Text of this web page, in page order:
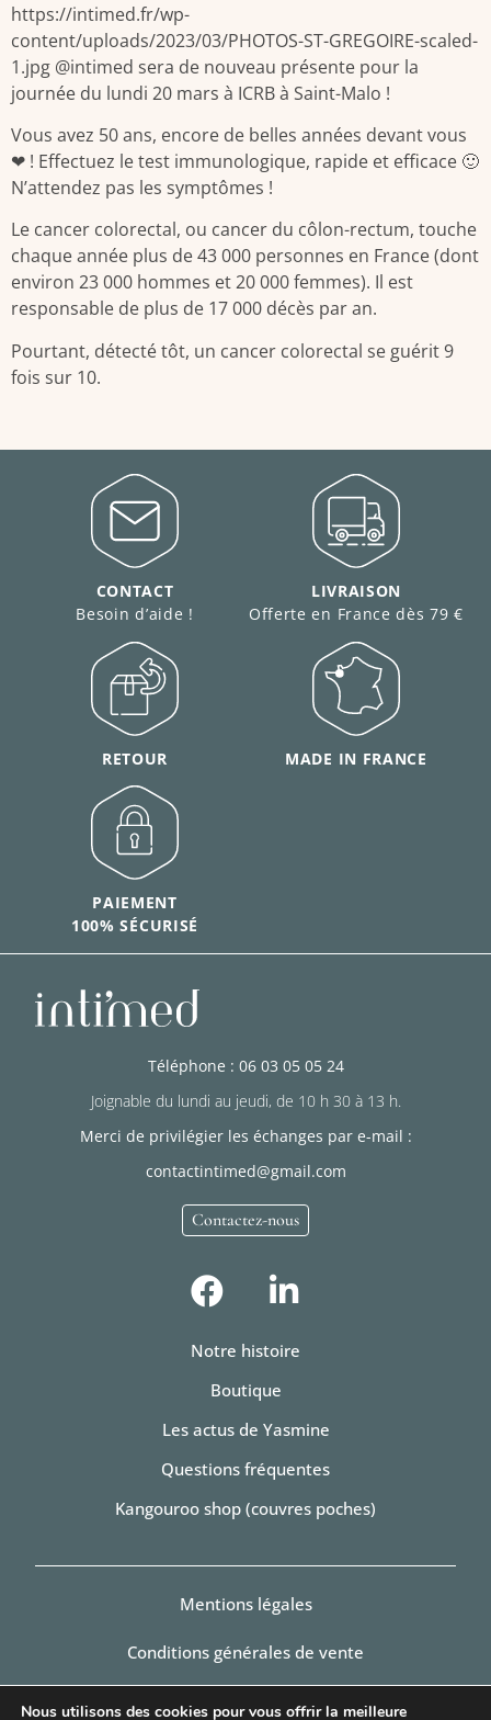
https://intimed.fr/wp-
content/uploads/2023/03/PHOTOS-ST-GREGOIRE-scaled-
1.jpg @intimed sera de nouveau présente pour la
journée du lundi 20 mars à ICRB à Saint-Malo !
Vous avez 50 ans, encore de belles années devant vous
❤ ! Effectuez le test immunologique, rapide et efficace 🙂
N’attendez pas les symptômes !
Le cancer colorectal, ou cancer du côlon-rectum, touche
chaque année plus de 43 000 personnes en France (dont
environ 23 000 hommes et 20 000 femmes). Il est
responsable de plus de 17 000 décès par an.
Pourtant, détecté tôt, un cancer colorectal se guérit 9
fois sur 10.
CONTACT
Besoin d’aide !
LIVRAISON
Offerte en France dès 79 €
RETOUR MADE IN FRANCE
PAIEMENT
100% SÉCURISÉ
Téléphone : 06 03 05 05 24
Joignable du lundi au jeudi, de 10 h 30 à 13 h.
Merci de privilégier les échanges par e-mail :
contactintimed@gmail.com
Contactez-nous
Notre histoire
Boutique
Les actus de Yasmine
Questions fréquentes
Kangouroo shop (couvres poches)
Mentions légales
Conditions générales de vente
Politique de Confidentialité
Nous utilisons des cookies pour vous offrir la meilleure